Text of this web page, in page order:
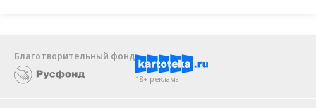
07.08.2026
STONE
07.08.2026
ПАО ДОМ.РФ